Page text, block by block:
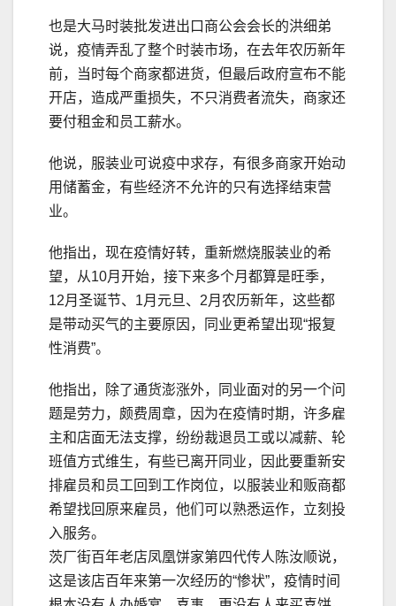
也是大马时装批发进出口商公会会长的洪细弟
说，疫情弄乱了整个时装市场，在去年农历新年
前，当时每个商家都进货，但最后政府宣布不能
开店，造成严重损失，不只消费者流失，商家还
要付租金和员工薪水。
他说，服装业可说疫中求存，有很多商家开始动
用储蓄金，有些经济不允许的只有选择结束营
业。
他指出，现在疫情好转，重新燃烧服装业的希
望，从10月开始，接下来多个月都算是旺季，
12月圣诞节、1月元旦、2月农历新年，这些都
是带动买气的主要原因，同业更希望出现“报复
性消费”。
他指出，除了通货澎涨外，同业面对的另一个问
题是劳力，颇费周章，因为在疫情时期，许多雇
主和店面无法支撑，纷纷裁退员工或以减薪、轮
班值方式维生，有些已离开同业，因此要重新安
排雇员和员工回到工作岗位，以服装业和贩商都
希望找回原来雇员，他们可以熟悉运作，立刻投
入服务。
茨厂街百年老店凤凰饼家第四代传人陈汝顺说，
这是该店百年来第一次经历的“惨状”，疫情时间